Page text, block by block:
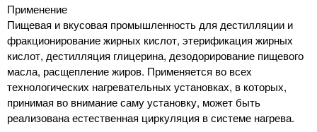
Применение
Пищевая и вкусовая промышленность для дестилляции и
фракционирование жирных кислот, этерификация жирных
кислот, дестилляция глицерина, дезодорирование пищевого
масла, расщепление жиров. Применяется во всех
технологических нагревательных установках, в которых,
принимая во внимание саму установку, может быть
реализована естественная циркуляция в системе нагрева.